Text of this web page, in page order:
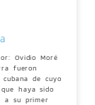
Ovidio Moré
fueron
de cuyo
haya sido
a su primer